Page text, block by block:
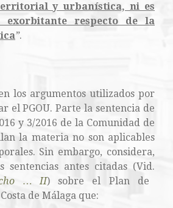
y urbanística, ni es
exorbitante respecto de la
”.
los argumentos utilizados por
el PGOU. Parte la sentencia de
y 3/2016 de la Comunidad de
la materia no son aplicables
Sin embargo, considera,
sentencias antes citadas (Vid.
… II) sobre el Plan de
de Málaga que: